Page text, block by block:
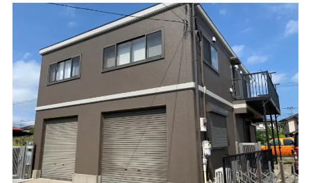
今後とも何卒よろしくお願い申し上げます。